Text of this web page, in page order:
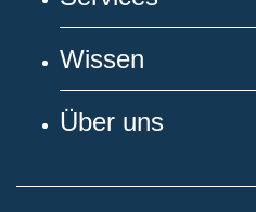
Wissen
Über uns